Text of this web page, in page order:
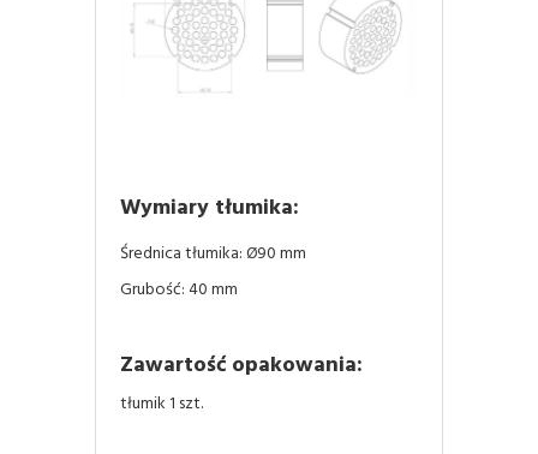
Wymiary tłumika:
Średnica tłumika: Ø90 mm
Grubość: 40 mm
Zawartość opakowania:
tłumik 1 szt.